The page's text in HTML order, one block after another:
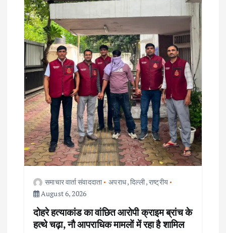
समाचार वार्ता संवाददाता अपराध,दिल्ली,राष्ट्रीय
August 6, 2026
दोहरे हत्याकांड का वांछित आरोपी क्राइम ब्रांच के
हत्थे चढ़ा, नौ आपराधिक मामलों में रहा है शामिल